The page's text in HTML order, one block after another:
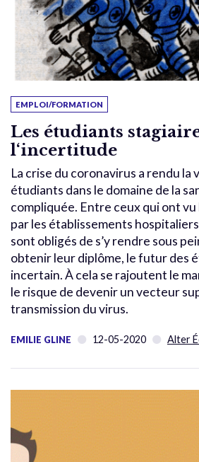
EMPLOI/FORMATION
Les étudiants
l‘incertitude
La crise du coronavirus a rendu la
étudiants dans le domaine de la
compliquée. Entre ceux qui ont
par les établissements
sont obligés de s’y rendre sous
obtenir leur diplôme, le futur des
incertain. À cela se rajoutent le
le risque de devenir un vecteur
transmission du virus.
EMILIE GLINE 12-05-2020 Alter